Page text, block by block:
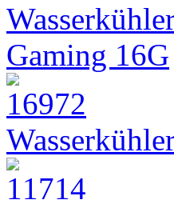
Gaming 16G